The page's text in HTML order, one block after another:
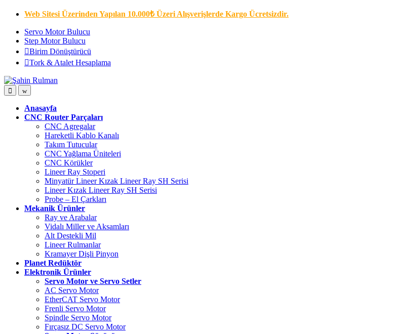
Skip
navigation
Skip
content
Web Sitesi Üzerinden Yapılan 10.000₺ Üzeri Alışverişlerde Kargo Ücretsizdir.
Servo Motor Bulucu
Step Motor Bulucu
Birim Dönüştürücü
Tork & Atalet Hesaplama
OpenClose
Anasayfa
CNC Router Parçaları
CNC Agregalar
Hareketli Kablo Kanalı
Takım Tutucular
CNC Yağlama Üniteleri
CNC Körükler
Lineer Ray Stoperi
Minyatür Lineer Kızak Lineer Ray SH Serisi
Lineer Kızak Lineer Ray SH Serisi
Probe – El Çarkları
Mekanik Ürünler
Ray ve Arabalar
Vidalı Miller ve Aksamları
Alt Destekli Mil
Lineer Rulmanlar
Kramayer Dişli Pinyon
Planet Redüktör
Elektronik Ürünler
Servo Motor ve Servo Setler
AC Servo Motor
EtherCAT Servo Motor
Frenli Servo Motor
Spindle Servo Motor
Fırçasız DC Servo Motor